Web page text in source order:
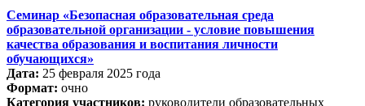
Семинар «Безопасная образовательная среда
образовательной организации - условие повышения
качества образования и воспитания личности
обучающихся»
Дата: 25 февраля 2025 года
Формат: очно
Категория участников: руководители образовательных